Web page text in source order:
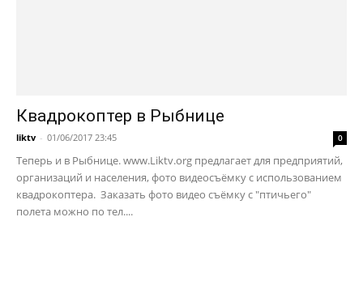
Квадрокоптер в Рыбнице
liktv - 01/06/2017 23:45 0
Теперь и в Рыбнице. www.Liktv.org предлагает для предприятий,
организаций и населения, фото видеосъёмку с использованием
квадрокоптера. Заказать фото видео съёмку с "птичьего"
полета можно по тел....